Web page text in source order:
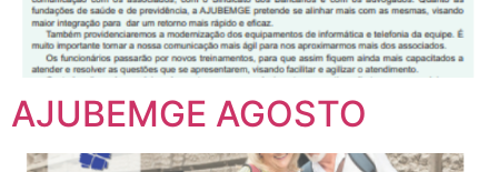
AJUBEMGE AGOSTO